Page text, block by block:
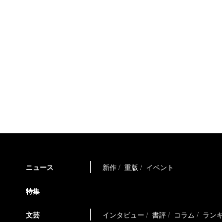
ニュース 新作 重版 イベント
特集
文芸 インタビュー 書評 コラム ラン